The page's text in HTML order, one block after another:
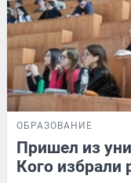
ОБРАЗОВАНИЕ
Пришел из
Кого избрали